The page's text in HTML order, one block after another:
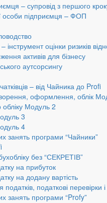
– супровід з першого
особи підприємця – ФОП
інструмент оцінки ризиків
активів для бізнесу
аутсорсингу
– від Чайника до Profi
оформлення, облік
обліку Модуль 2
3
4
занять програми “Чайники”
без “СЕКРЕТІВ”
на прибуток
на додану вартість
податків, податкові
занять програми “Profy”